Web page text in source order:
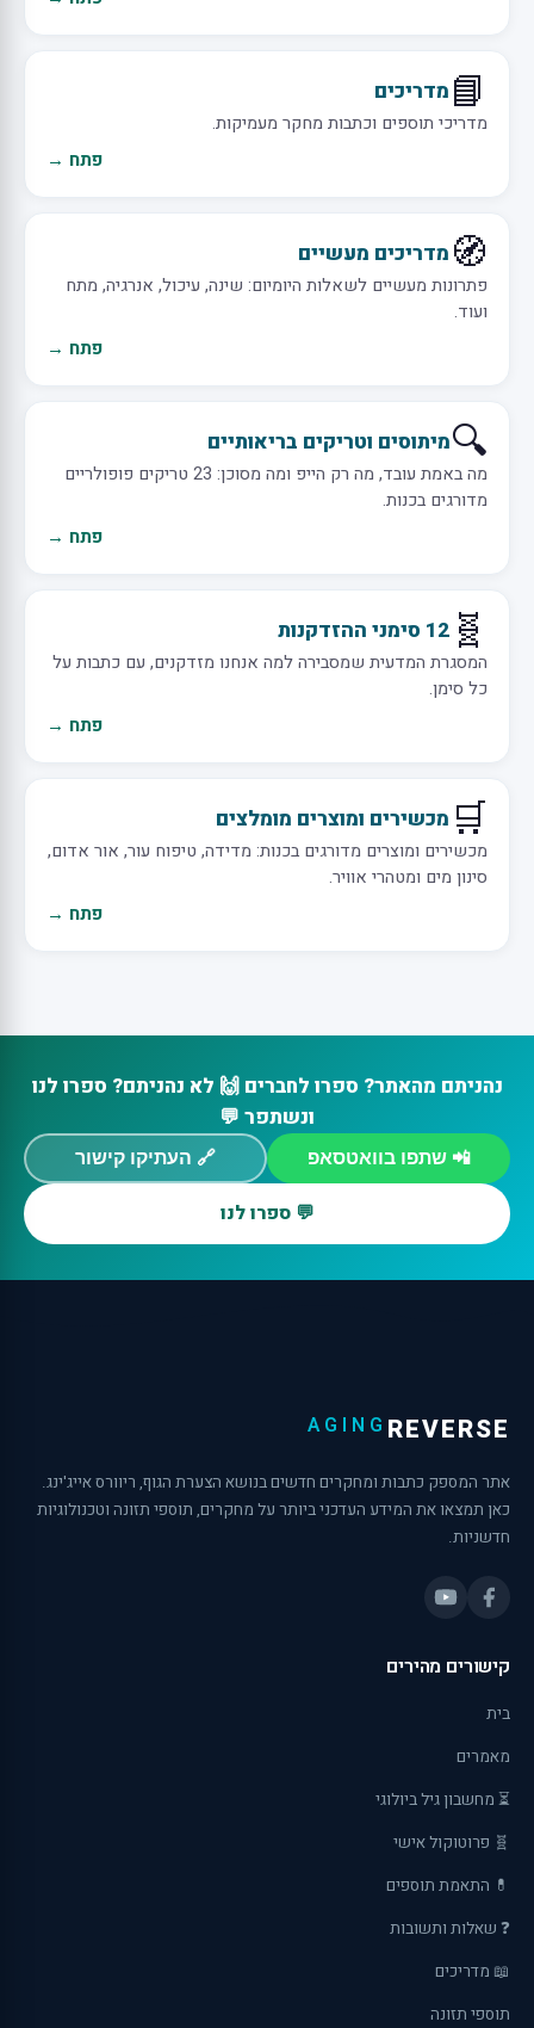
📘 מדריכים
מדריכי תוספים וכתבות מחקר מעמיקות.
פתח →
🧭 מדריכים מעשיים
פתרונות מעשיים לשאלות היומיום: שינה, עיכול, אנרגיה, מתח
ועוד.
פתח →
🔍מיתוסים וטריקים בריאותיים
מה באמת עובד, מה רק הייפ ומה מסוכן: 23 טריקים פופולריים
מדורגים בכנות.
פתח →
🧬 12 סימני ההזדקנות
המסגרת המדעית שמסבירה למה אנחנו מזדקנים, עם כתבות על
כל סימן.
פתח →
🛒 מכשירים ומוצרים מומלצים
מכשירים ומוצרים מדורגים בכנות: מדידה, טיפוח עור, אור אדום,
סינון מים ומטהרי אוויר.
פתח →
נהניתם מהאתר? ספרו לחברים 🙌 לא נהניתם? ספרו לנו
ונשתפר 💬
📲 שתפו בוואטסאפ 🔗 העתיקו קישור
💬 ספרו לנו
REVERSE
AGING
אתר המספק כתבות ומחקרים חדשים בנושא הצערת הגוף, ריוורס אייג'ינג.
כאן תמצאו את המידע העדכני ביותר על מחקרים, תוספי תזונה וטכנולוגיות
חדשניות.
קישורים מהירים
בית
מאמרים
⏳ מחשבון גיל ביולוגי
🧬 פרוטוקול אישי
💊 התאמת תוספים
❓ שאלות ותשובות
📖 מדריכים
תוספי תזונה